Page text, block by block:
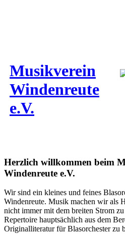
Musikverein
Windenreute
e.V.
Herzlich willkommen beim
Windenreute e.V.
Wir sind ein kleines und feines
Windenreute. Musik machen wir als
nicht immer mit dem breiten Strom
Repertoire hauptsächlich aus dem
Originalliteratur für Blasorchester zu